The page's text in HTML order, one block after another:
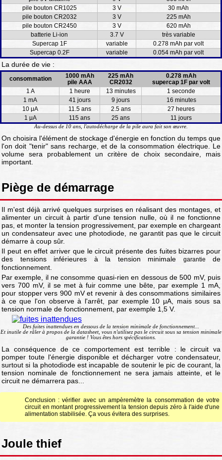
pile bouton CR1025
3 V
30 mAh
pile bouton CR2032
3 V
225 mAh
pile bouton CR2450
3 V
620 mAh
batterie Li-ion
3.7 V
très variable
Supercap 1F
variable
0.278 mAh par volt
Supercap 0.2F
variable 0.054 mAh par volt
La durée de vie :
consommation
1000 mAh
pile AAA
225 mAh
CR2032
0.278 mAh
supercap 1F par volt
1 A
1 heure 13 minutes
1 seconde
1 mA
41 jours 9 jours
16 minutes
10 μA
11.5 ans 2.5 ans
27 heures
1 μA
115 ans 25 ans 11 jours
Au-dessus de 10 ans, l'autodécharge de la pile aura fait son œuvre.
On choisira l'élément de stockage d'énergie en fonction du temps que
l'on doit "tenir" sans recharge, et de la consommation électrique. Le
volume sera probablement un critère de choix secondaire, mais
important.
Piège de démarrage
Il m'est déjà arrivé quelques surprises en réalisant des montages, et
alimenter un circuit à partir d'une tension nulle, où il ne fonctionne
pas, et monter la tension progressivement, par exemple en chargeant
un condensateur avec une photodiode, ne garantit pas que le circuit
démarre à coup sûr.
Il peut en effet arriver que le circuit présente des fuites bizarres pour
des tensions inférieures à la tension minimale
garantiede
fonctionnement.
Par exemple, il ne consomme quasi-rien en dessous de 500 mV, puis
vers 700 mV, il se met à fuir comme une bête, par exemple 1 mA,
pour stopper vers 900 mV et revenir à des consommations similaires
à ce que l'on observe à l'arrêt, par exemple 10 μA, mais sous sa
tension normale de fonctionnement, par exemple 1,5 V.
Des fuites inattendues en dessous de la tension minimale de fonctionnement...
Et inutile de râler à propos de la datasheet, vous n'utilisez pas le circuit sous sa tension minimale
garantie ! Vous êtes hors spécifications.
La conséquence de ce comportement est terrible : le circuit va
pomper toute l'énergie disponible et décharger votre condensateur,
surtout si la photodiode est incapable de soutenir le pic de courant, la
tension nominale de fonctionnement ne sera jamais atteinte, et le
circuit ne démarrera pas...
Conclusion : vérifier avec un ampèremètre la consommation de votre
circuit en montant progressivement la tension depuis zéro à l'aide d'une
alimentation stabilisée. Ça vous évitera des surprises.
Joule thief